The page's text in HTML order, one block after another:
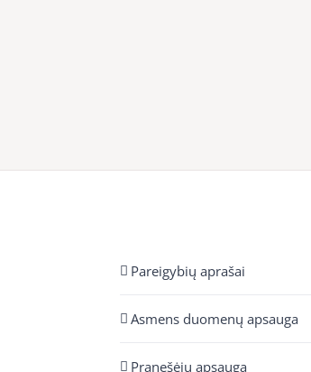
Pareigybių aprašai
Asmens duomenų apsauga
Pranešėjų apsauga